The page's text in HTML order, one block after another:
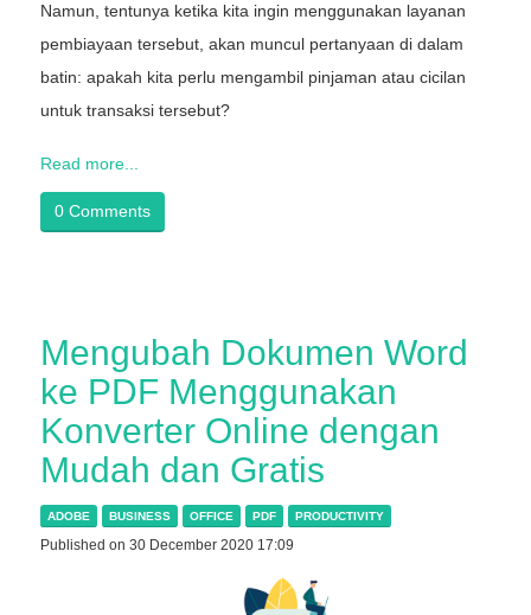
Namun, tentunya ketika kita ingin menggunakan layanan
pembiayaan tersebut, akan muncul pertanyaan di dalam
batin: apakah kita perlu mengambil pinjaman atau cicilan
untuk transaksi tersebut?
Read more...
0 Comments
Mengubah Dokumen Word
ke PDF Menggunakan
Konverter Online dengan
Mudah dan Gratis
ADOBE BUSINESS OFFICE PDF PRODUCTIVITY
Published on 30 December 2020 17:09